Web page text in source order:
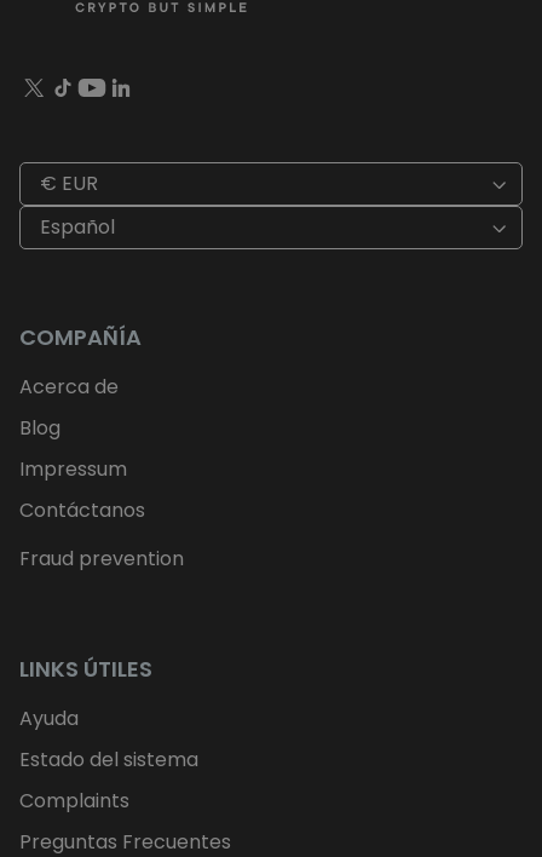
€ EUR
Español
COMPAÑÍA
Acerca de
Blog
Impressum
Contáctanos
Fraud prevention
LINKS ÚTILES
Ayuda
Estado del sistema
Complaints
Preguntas Frecuentes